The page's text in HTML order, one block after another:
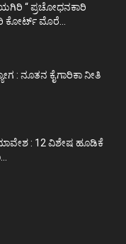
“ ಪ್ರಚೋಧನಕಾರಿ
ಕೋರ್ಟ್‌ ಮೊರೆ...
: ನೂತನ ಕೈಗಾರಿಕಾ ನೀತಿ
: 12 ವಿಶೇಷ ಹೂಡಿಕೆ